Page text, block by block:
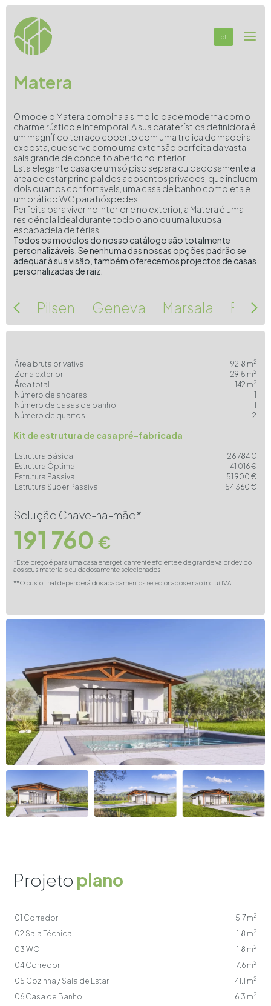
pt
Matera
O modelo Matera combina a simplicidade moderna com o
charme rústico e intemporal. A sua caraterística definidora é
um magnífico terraço coberto com uma treliça de madeira
exposta, que serve como uma extensão perfeita da vasta
sala grande de conceito aberto no interior.
Esta elegante casa de um só piso separa cuidadosamente a
área de estar principal dos aposentos privados, que incluem
dois quartos confortáveis, uma casa de banho completa e
um prático WC para hóspedes.
Perfeita para viver no interior e no exterior, a Matera é uma
residência ideal durante todo o ano ou uma luxuosa
escapadela de férias.
Todos os modelos do nosso catálogo são totalmente
personalizáveis. Se nenhuma das nossas opções padrão se
adequar à sua visão, também oferecemos projectos de casas
personalizadas de raiz.
Pilsen Geneva Marsala
Área bruta privativa 92.8 m2
Zona exterior 29.5 m2
Área total 142 m2
Número de andares
1
Número de casas de banho
1
Número de quartos
2
Kit de estrutura de casa pré-fabricada
Estrutura Básica
26 784 €
Estrutura Óptima
41 016 €
Estrutura Passiva
51 900 €
Estrutura Super Passiva
54 360 €
Solução Chave-na-mão*
191 760 €
*Este preço é para uma casa energeticamente eficiente e de grande valor devido
aos seus materiais cuidadosamente selecionados
**O custo final dependerá dos acabamentos selecionados e não inclui IVA.
Projeto plano
01 Corredor 5.7 m2
02 Sala Técnica: 1.8 m2
03 WC 1.8 m2
04 Corredor 7.6 m2
05 Cozinha / Sala de Estar 41.1 m2
06 Casa de Banho 6.3 m2